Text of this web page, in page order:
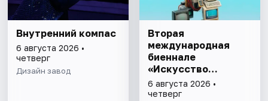
Внутренний компас
6 августа 2026 •
четверг
Дизайн завод
Вторая
международная
биеннале
«Искусство
будущего»
6 августа 2026 •
четверг